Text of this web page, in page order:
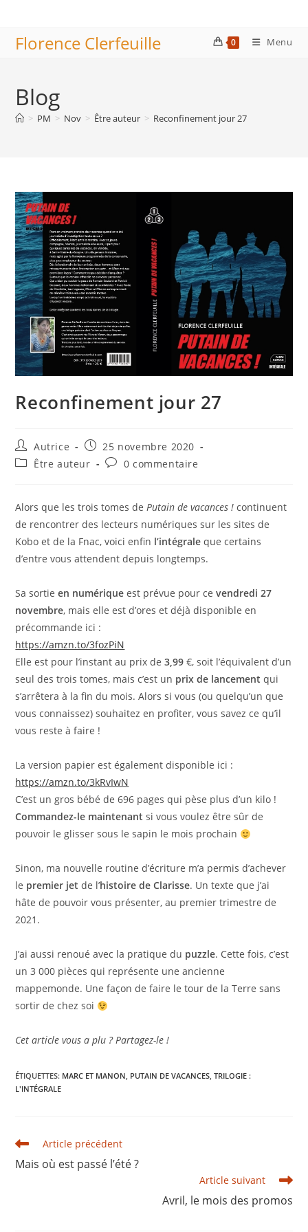
contentFlorence Clerfeuille 0 Menu
Blog
> PM > Nov > Être auteur > Reconfinement jour 27
Reconfinement jour 27
Auteur/autrice
de
la
Autrice
Publication
publiée :
25 novembre 2020
PostÊtre auteur
Commentaires
publication :
0 commentaire
Alors que les trois tomes dePutain de vacances ! continuent
de rencontrer des lecteurs numériques sur les sites de
Kobo et de la Fnac, voici enfin l’intégrale que certains
d’entre vous attendent depuis longtemps.
Sa sortieen numérique est prévue pour cevendredi 27
novembre, mais elle est d’ores et déjà disponible en
précommande ici :
https://amzn.to/3fozPiN
Elle est pour l’instant au prix de 3,99€, soit l’équivalent d’un
seul des trois tomes, mais c’est un prix de lancement qui
s’arrêtera à la fin du mois. Alors si vous (ou quelqu’un que
vous connaissez) souhaitez en profiter, vous savez ce qu’il
vous reste à faire !
La version papier est également disponible ici :
https://amzn.to/3kRvIwN
C’est un gros bébé de 696 pages qui pèse plus d’un kilo !
Commandez-le maintenant si vous voulez être sûr de
pouvoir le glisser sous le sapin le mois prochain
Sinon, ma nouvelle routine d’écriture m’a permis d’achever
le premier jet de l’histoire de Clarisse. Un texte que j’ai
hâte de pouvoir vous présenter, au premier trimestre de
2021.
J’ai aussi renoué avec la pratique du puzzle. Cette fois, c’est
un 3 000 pièces qui représente une ancienne
mappemonde. Une façon de faire le tour de la Terre sans
sortir de chez soi
Cet article vous a plu ? Partagez-le !
ÉTIQUETTES: MARC ET MANON, PUTAIN DE VACANCES, TRILOGIE :
L'INTÉGRALE
Read
articles
Article précédent
Mais où est passé l’été ?
Article suivant
Avril, le mois des promos